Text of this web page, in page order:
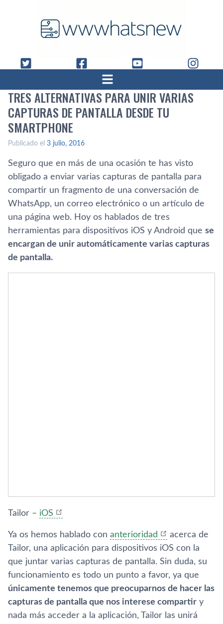
TRES ALTERNATIVAS PARA UNIR VARIAS
CAPTURAS DE PANTALLA DESDE TU
SMARTPHONE
Publicado el 3 julio, 2016
Seguro que en más de una ocasión te has visto
obligado a enviar varias capturas de pantalla para
compartir un fragmento de una conversación de
WhatsApp, un correo electrónico o un artí­culo de
una página web. Hoy os hablados de tres
herramientas para dispositivos iOS y Android que se
encargan de unir automáticamente varias capturas
de pantalla.
Tailor – iOS
Ya os hemos hablado con anterioridad
acerca de
Tailor, una aplicación para dispositivos iOS con la
que juntar varias capturas de pantalla. Sin duda, su
funcionamiento es todo un punto a favor, ya que
únicamente tenemos que preocuparnos de hacer las
capturas de pantalla que nos interese compartir y
nada más acceder a la aplicación, Tailor las unirá